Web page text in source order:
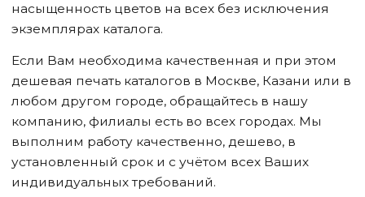
насыщенность цветов на всех без исключения
экземплярах каталога.
Если Вам необходима качественная и при этом
дешевая печать каталогов в Москве, Казани или в
любом другом городе, обращайтесь в нашу
компанию, филиалы есть во всех городах. Мы
выполним работу качественно, дешево, в
установленный срок и с учётом всех Ваших
индивидуальных требований.